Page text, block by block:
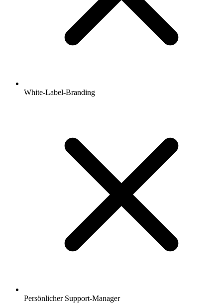
White-Label-Branding
Persönlicher Support-Manager